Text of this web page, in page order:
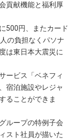
貢献機能と福利厚
500円、またカード
の負担なくパソナ
は東日本大震災に
ービス「ベネフィ
宿泊施設やレジャ
ることができま
ループの特例子会
スト社員が描いた